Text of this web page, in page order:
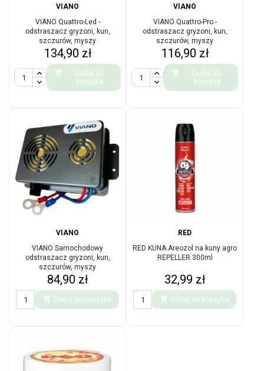
VIANO
VIANO Quattro-Led -
odstraszacz gryzoni, kun,
szczurów, myszy
Cena
134,90 zł

Dodaj do
koszyka
VIANO
VIANO Quattro-Pro -
odstraszacz gryzoni, kun,
szczurów, myszy
Cena
116,90 zł

Dodaj do
koszyka
VIANO
VIANO Samochodowy
odstraszacz gryzoni, kun,
szczurów, myszy
Cena
84,90 zł
 Dodaj do koszyka
RED
RED KUNA Areozol na kuny agro
REPELLER 300ml
Cena
32,99 zł
 Dodaj do koszyka